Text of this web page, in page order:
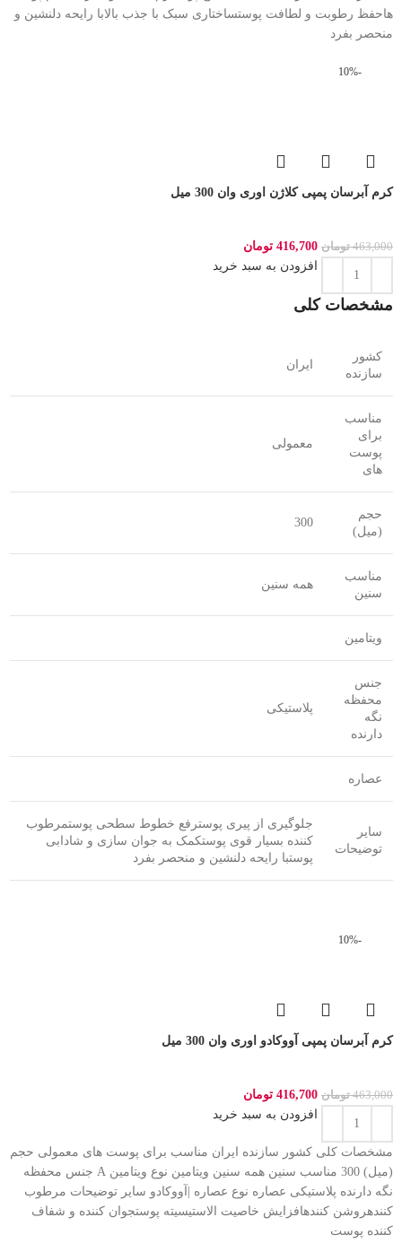
هاحفظ رطوبت و لطافت پوستساختاری سبک با جذب بالابا رایحه دلنشین و
منحصر بفرد
-10%
کرم آبرسان پمپی کلاژن اوری وان 300 میل
463,000 تومان 416,700 تومان
افزودن به سبد خرید
مشخصات کلی
کشور
سازنده
ایران
مناسب
برای
پوست
های
معمولی
حجم
(میل)
300
مناسب
سنین
همه سنین
ویتامین
جنس
محفظه
نگه
دارنده
پلاستیکی
عصاره
سایر
توضیحات
جلوگیری از پیری پوسترفع خطوط سطحی پوستمرطوب
کننده بسیار قوی پوستکمک به جوان سازی و شادابی
پوستبا رایحه دلنشین و منحصر بفرد
-10%
کرم آبرسان پمپی آووکادو اوری وان 300 میل
463,000 تومان 416,700 تومان
افزودن به سبد خرید
مشخصات کلی کشور سازنده ایران مناسب برای پوست های معمولی حجم
(میل) 300 مناسب سنین همه سنین ویتامین نوع ویتامین A جنس محفظه
نگه دارنده پلاستیکی عصاره نوع عصاره |آووکادو سایر توضیحات مرطوب
کنندهروشن کنندهافزایش خاصیت الاستیسیته پوستجوان کننده و شفاف
کننده پوست